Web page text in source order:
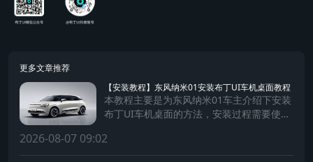
更多文章推荐
【安装教程】东风纳米01安装布丁UI车机桌面教程
本教程主要是为东风纳米01车主介绍下安装
布丁UI车机桌面的方法，安装过程需要使用
2026-08-07 09:02